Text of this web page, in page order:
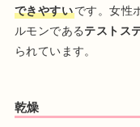
できやすいです。女性
ルモンであるテストス
られています。
乾燥